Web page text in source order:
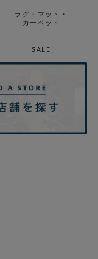
ラグ・マット・
カーペット
SALE